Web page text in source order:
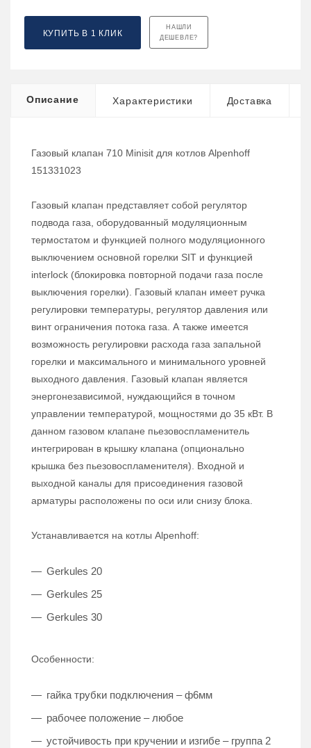
КУПИТЬ В 1 КЛИК
НАШЛИ
ДЕШЕВЛЕ?
Описание Характеристики Доставка
Газовый клапан 710 Minisit для котлов Alpenhoff
151331023
Газовый клапан представляет собой регулятор
подвода газа, оборудованный модуляционным
термостатом и функцией полного модуляционного
выключением основной горелки SIT и функцией
interlock (блокировка повторной подачи газа после
выключения горелки). Газовый клапан имеет ручка
регулировки температуры, регулятор давления или
винт ограничения потока газа. А также имеется
возможность регулировки расхода газа запальной
горелки и максимального и минимального уровней
выходного давления. Газовый клапан является
энергонезависимой, нуждающийся в точном
управлении температурой, мощностями до 35 кВт. В
данном газовом клапане пьезовоспламенитель
интегрирован в крышку клапана (опционально
крышка без пьезовоспламенителя). Входной и
выходной каналы для присоединения газовой
арматуры расположены по оси или снизу блока.
Устанавливается на котлы Alpenhoff:
Gerkules 20
Gerkules 25
Gerkules 30
Особенности:
гайка трубки подключения – ф6мм
рабочее положение – любое
устойчивость при кручении и изгибе – группа 2